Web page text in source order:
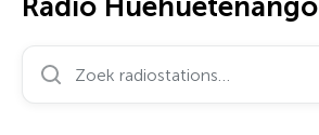
Radio Huehuetenango
Zoek radiostations…